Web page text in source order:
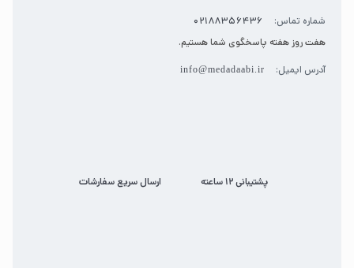
شماره تماس:
02188356436
هفت روز هفته پاسخگوی شما هستیم.
آدرس ایمیل: info@medadaabi.ir
پشتیبانی 12 ساعته ارسال سریع سفارشات